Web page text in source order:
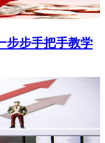
步步手把手教学